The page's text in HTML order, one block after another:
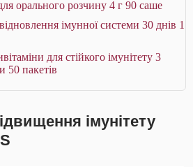
орального розчину 4 г 90 саше
імунної системи 30 днів 1
для стійкого імунітету 3
50 пакетів
імунітету